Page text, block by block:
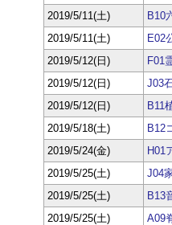
2019/5/11(土)
B10
2019/5/11(土)
E02
2019/5/12(日)
F01
2019/5/12(日)
J03
2019/5/12(日)
B11
2019/5/18(土)
B12
2019/5/24(金)
H01
2019/5/25(土)
J04
2019/5/25(土)
B13
2019/5/25(土)
A09